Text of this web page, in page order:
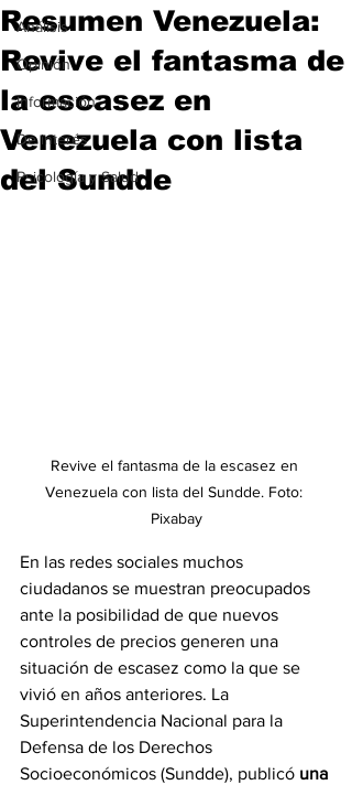
Análisis
Opinión
Información
De interés
Psicología y Salud
Resumen Venezuela:
Revive el fantasma de
la escasez en
Venezuela con lista
del Sundde
Revive el fantasma de la escasez en
Venezuela con lista del Sundde. Foto:
Pixabay
En las redes sociales muchos
ciudadanos se muestran preocupados
ante la posibilidad de que nuevos
controles de precios generen una
situación de escasez como la que se
vivió en años anteriores. La
Superintendencia Nacional para la
Defensa de los Derechos
Socioeconómicos (Sundde), publicó una